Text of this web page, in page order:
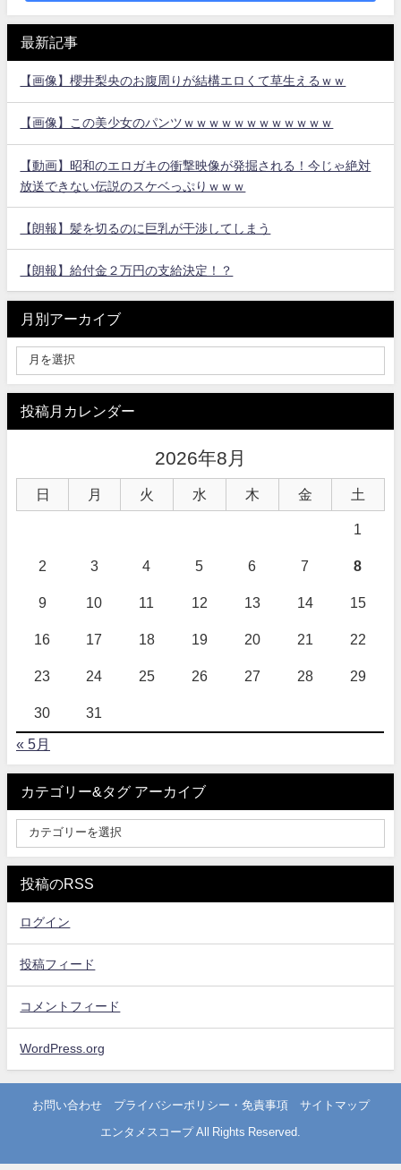
最新記事
【画像】櫻井梨央のお腹周りが結構エロくて草生えるｗｗ
【画像】この美少女のパンツｗｗｗｗｗｗｗｗｗｗｗｗ
【動画】昭和のエロガキの衝撃映像が発掘される！今じゃ絶対
放送できない伝説のスケベっぷりｗｗｗ
【朗報】髪を切るのに巨乳が干渉してしまう
【朗報】給付金２万円の支給決定！？
月別アーカイブ
投稿月カレンダー
2026年8月
日 月 火 水 木 金 土
1
2 3 4 5 6 7 8
9 10 11 12 13 14 15
16 17 18 19 20 21 22
23 24 25 26 27 28 29
30 31
« 5月
カテゴリー&タグ アーカイブ
投稿のRSS
ログイン
投稿フィード
コメントフィード
WordPress.org
お問い合わせ プライバシーポリシー・免責事項 サイトマップ
エンタメスコープ All Rights Reserved.